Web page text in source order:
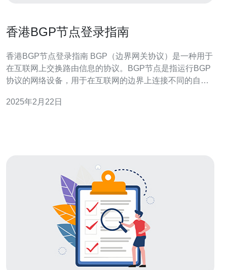
香港BGP节点登录指南
香港BGP节点登录指南 BGP（边界网关协议）是一种用于
在互联网上交换路由信息的协议。BGP节点是指运行BGP
协议的网络设备，用于在互联网的边界上连接不同的自治
行： 2.1 获取登录凭证 首先，您需要与香港BGP节点的管
2025年2月22日